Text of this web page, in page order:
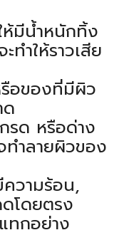
ห้มีน้ำหนักทิ้ง
ทำให้ราวเสีย
อของที่มีผิว
ด
รด หรือด่าง
ทำลายผิวของ
วามร้อน,
โดยตรง
ทกอย่าง